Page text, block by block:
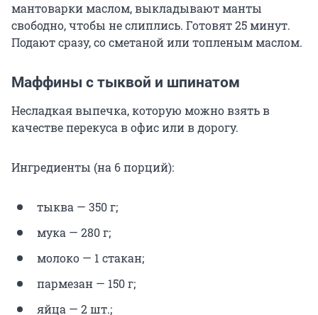
мантоварки маслом, выкладывают манты
свободно, чтобы не слиплись. Готовят 25 минут.
Подают сразу, со сметаной или топленым маслом.
Маффины с тыквой и шпинатом
Несладкая выпечка, которую можно взять в
качестве перекуса в офис или в дорогу.
Ингредиенты (на 6 порций):
тыква — 350 г;
мука — 280 г;
молоко — 1 стакан;
пармезан — 150 г;
яйца — 2 шт.;